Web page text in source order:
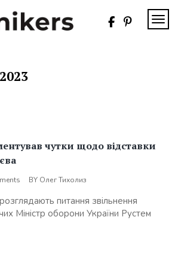
чутки щодо відставки
BY Олег Тихолиз
питання звільнення
Міністр оборони України Рустем